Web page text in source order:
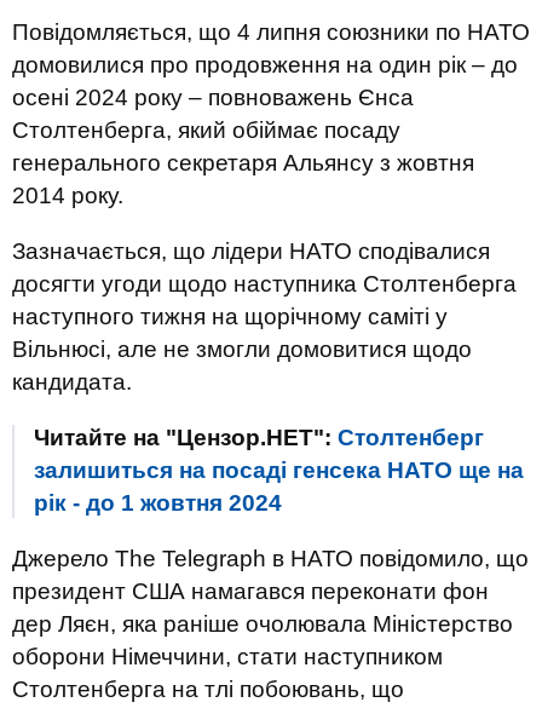
Повідомляється, що 4 липня союзники по НАТО
домовилися про продовження на один рік – до
осені 2024 року – повноважень Єнса
Столтенберга, який обіймає посаду
генерального секретаря Альянсу з жовтня
2014 року.
Зазначається, що лідери НАТО сподівалися
досягти угоди щодо наступника Столтенберга
наступного тижня на щорічному саміті у
Вільнюсі, але не змогли домовитися щодо
кандидата.
Читайте на "Цензор.НЕТ": Столтенберг
залишиться на посаді генсека НАТО ще на
рік - до 1 жовтня 2024
Джерело The Telegraph в НАТО повідомило, що
президент США намагався переконати фон
дер Ляєн, яка раніше очолювала Міністерство
оборони Німеччини, стати наступником
Столтенберга на тлі побоювань, що